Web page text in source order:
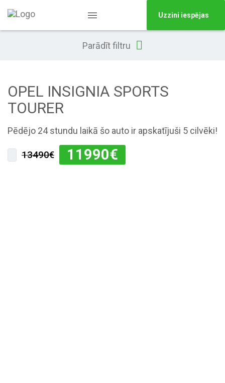
Uzzini iespējas
Parādīt filtru
OPEL INSIGNIA SPORTS
TOURER
Pēdējo 24 stundu laikā šo auto ir apskatījuši 5 cilvēki!
13490€ 11990€